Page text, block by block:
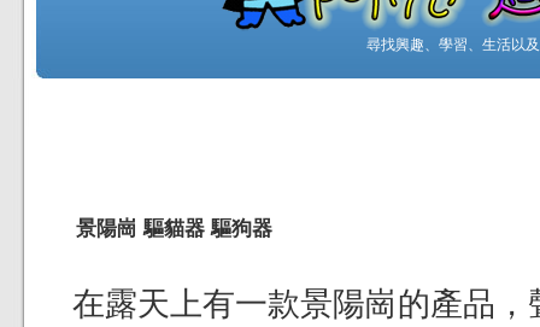
尋找興趣、學習、生活以
景陽崗 驅貓器 驅狗器
在露天上有一款景陽崗的產品